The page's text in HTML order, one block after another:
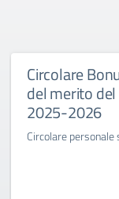
Circolare
del merito del
2025-2026
Circolare personale